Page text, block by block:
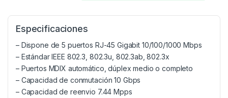
Especificaciones
– Dispone de 5 puertos RJ-45 Gigabit 10/100/1000 Mbps
– Estándar IEEE 802.3, 802.3u, 802.3ab, 802.3x
– Puertos MDIX automático, dúplex medio o completo
– Capacidad de conmutación 10 Gbps
– Capacidad de reenvio 7.44 Mpps